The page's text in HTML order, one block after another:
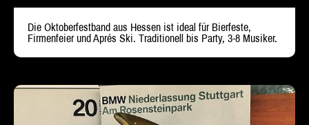
Die Oktoberfestband aus Hessen ist ideal für Bierfeste,
Firmenfeier und Aprés Ski. Traditionell bis Party, 3-8 Musiker.